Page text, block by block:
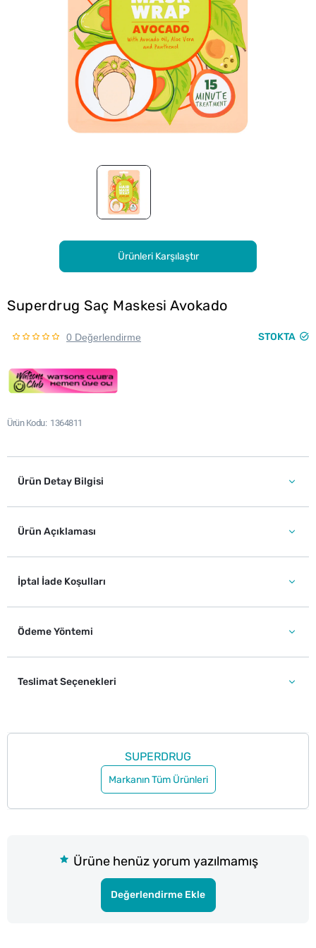
Ürünleri Karşılaştır
Superdrug Saç Maskesi Avokado
0 Değerlendirme STOKTA
Ürün Kodu 1364811
Ürün Detay Bilgisi
Ürün Açıklaması
İptal İade Koşulları
Ödeme Yöntemi
Teslimat Seçenekleri
SUPERDRUG
Markanın Tüm Ürünleri
Ürüne henüz yorum yazılmamış
Değerlendirme Ekle